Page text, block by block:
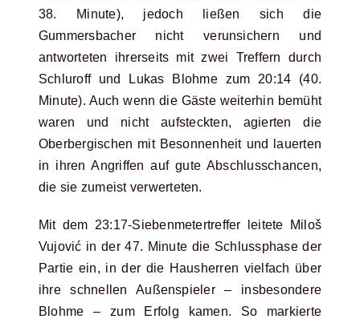
38. Minute), jedoch ließen sich die
Gummersbacher nicht verunsichern und
antworteten ihrerseits mit zwei Treffern durch
Schluroff und Lukas Blohme zum 20:14 (40.
Minute). Auch wenn die Gäste weiterhin bemüht
waren und nicht aufsteckten, agierten die
Oberbergischen mit Besonnenheit und lauerten
in ihren Angriffen auf gute Abschlusschancen,
die sie zumeist verwerteten.
Mit dem 23:17-Siebenmetertreffer leitete Miloš
Vujović in der 47. Minute die Schlussphase der
Partie ein, in der die Hausherren vielfach über
ihre schnellen Außenspieler – insbesondere
Blohme – zum Erfolg kamen. So markierte